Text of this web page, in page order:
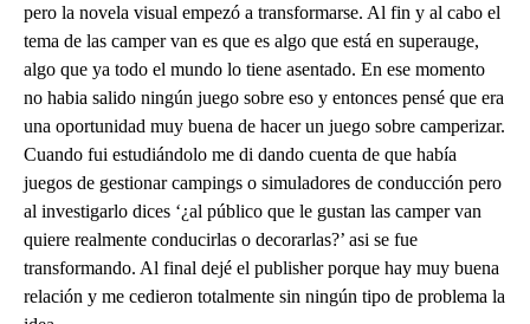
pero la novela visual empezó a transformarse. Al fin y al cabo el
tema de las camper van es que es algo que está en superauge,
algo que ya todo el mundo lo tiene asentado. En ese momento
no habia salido ningún juego sobre eso y entonces pensé que era
una oportunidad muy buena de hacer un juego sobre camperizar.
Cuando fui estudiándolo me di dando cuenta de que había
juegos de gestionar campings o simuladores de conducción pero
al investigarlo dices ‘¿al público que le gustan las camper van
quiere realmente conducirlas o decorarlas?’ asi se fue
transformando. Al final dejé el publisher porque hay muy buena
relación y me cedieron totalmente sin ningún tipo de problema la